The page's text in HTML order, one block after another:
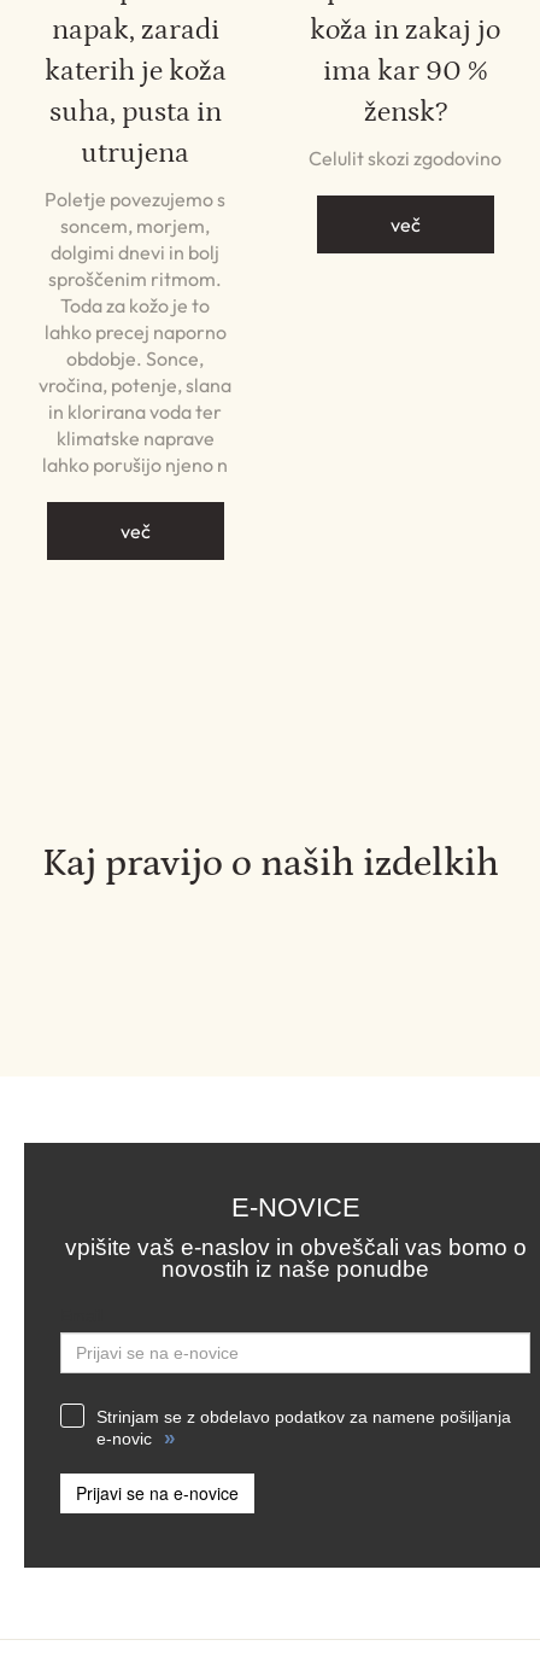
napak, zaradi
katerih je koža
suha, pusta in
utrujena
Poletje povezujemo s
soncem, morjem,
dolgimi dnevi in bolj
sproščenim ritmom.
Toda za kožo je to
lahko precej naporno
obdobje. Sonce,
vročina, potenje, slana
in klorirana voda ter
klimatske naprave
lahko porušijo njeno n
več
koža in zakaj jo
ima kar 90 %
žensk?
Celulit skozi zgodovino
več
Kaj pravijo o naših izdelkih
E-NOVICE
vpišite vaš e-naslov in obveščali vas bomo o
novostih iz naše ponudbe
Strinjam se z obdelavo podatkov za namene pošiljanja
e-novic
»
Prijavi se na e-novice